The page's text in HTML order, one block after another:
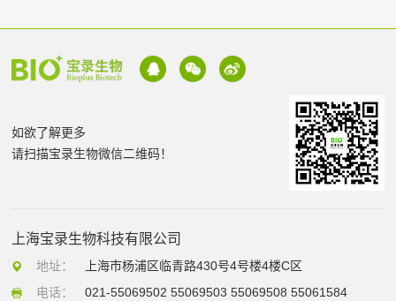
如欲了解更多
请扫描宝录生物微信二维码！
上海宝录生物科技有限公司
地址：
上海市杨浦区临青路430号4号楼4楼C区
电话：
021-55069502 55069503 55069508 55061584